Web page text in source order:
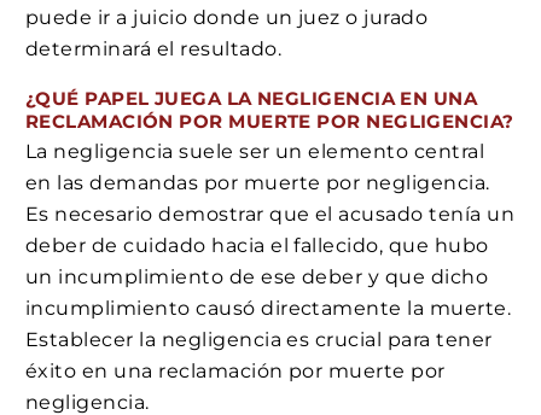
puede ir a juicio donde un juez o jurado
determinará el resultado.
¿QUÉ PAPEL JUEGA LA NEGLIGENCIA EN UNA
RECLAMACIÓN POR MUERTE POR NEGLIGENCIA?
La negligencia suele ser un elemento central
en las demandas por muerte por negligencia.
Es necesario demostrar que el acusado tenía un
deber de cuidado hacia el fallecido, que hubo
un incumplimiento de ese deber y que dicho
incumplimiento causó directamente la muerte.
Establecer la negligencia es crucial para tener
éxito en una reclamación por muerte por
negligencia.